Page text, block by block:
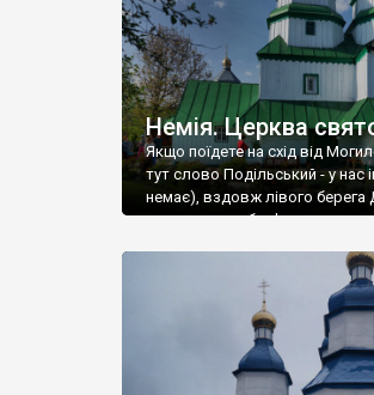
Немія. Церква
Якщо поїдете на схід від
тут слово Подільський - у нас
немає), вздовж лівого берега
монастиря - обов'язково